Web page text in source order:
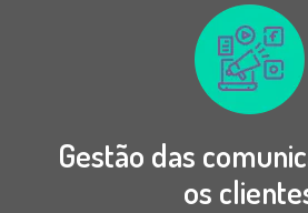
Gestão das
os